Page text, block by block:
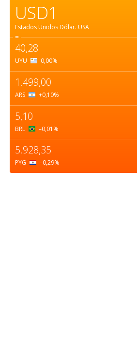
USD1
Estados Unidos Dólar. USA
=
40,28
UYU 0,00%
1.499,00
ARS +0,10%
5,10
BRL –0,01 %
5.928,35
PYG –0,29%